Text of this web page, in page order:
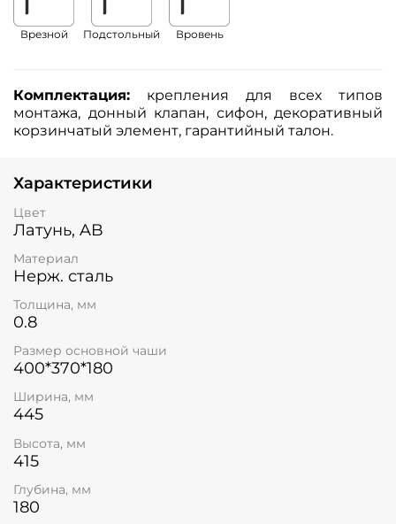
Врезной Подстольный Вровень
Комплектация: крепления для всех типов
монтажа, донный клапан, сифон, декоративный
корзинчатый элемент, гарантийный талон.
Характеристики
Цвет
Латунь, AB
Материал
Нерж. сталь
Толщина, мм
0.8
Размер основной чаши
400*370*180
Ширина, мм
445
Высота, мм
415
Глубина, мм
180